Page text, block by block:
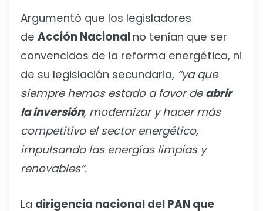
Argumentó que los legisladores
de Acción Nacional no tenían que ser
convencidos de la reforma energética, ni
de su legislación secundaria, “ya que
siempre hemos estado a favor de abrir
la inversión, modernizar y hacer más
competitivo el sector energético,
impulsando las energías limpias y
renovables”.
La dirigencia nacional del PAN que